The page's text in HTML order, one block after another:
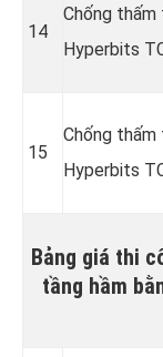
14
Chống thấm
Hyperbits
15
Chống thấm
Hyperbits
Bảng giá thi
tầng hầm